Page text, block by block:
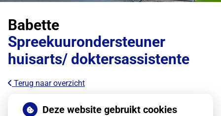
Babette
Spreekuurondersteuner
huisarts/ doktersassistente
Terug naar overzicht
Deze website gebruikt cookies